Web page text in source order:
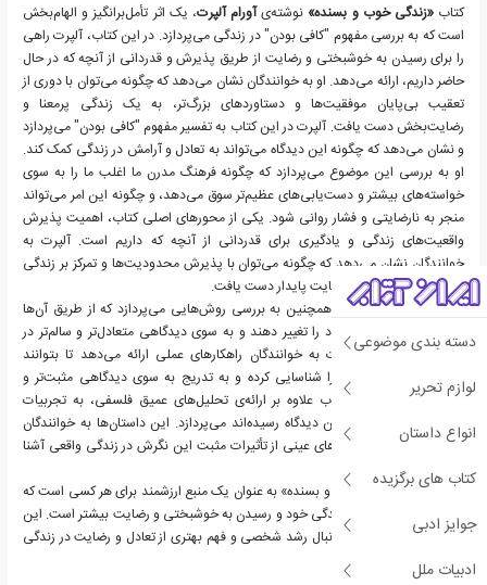
دسته بندی موضوعی
لوازم تحریر
انواع داستان
کتاب های برگزیده
جوایز ادبی
ادبیات ملل
کتاب«زندگی خوب و بسنده» نوشته‌یآورام آلپرت، یک اثر تأمل‌برانگیز و الهام‌بخش
است که به بررسی مفهوم "کافی بودن" در زندگی می‌پردازد. در این کتاب، آلپرت راهی
را برای رسیدن به خوشبختی و رضایت از طریق پذیرش و قدردانی از آنچه که در حال
حاضر داریم، ارائه می‌دهد. او به خوانندگان نشان می‌دهد که چگونه می‌توان با دوری از
تعقیب بی‌پایان موفقیت‌ها و دستاوردهای بزرگ‌تر، به یک زندگی پرمعنا و
رضایت‌بخش دست یافت. آلپرت در این کتاب به تفسیر مفهوم "کافی بودن" می‌پردازد
و نشان می‌دهد که چگونه این دیدگاه می‌تواند به تعادل و آرامش در زندگی کمک کند.
او به بررسی این موضوع می‌پردازد که چگونه فرهنگ مدرن ما اغلب ما را به سوی
خواسته‌های بیشتر و دست‌یابی‌های عظیم‌تر سوق می‌دهد، و چگونه این امر می‌تواند
منجر به نارضایتی و فشار روانی شود. یکی از محورهای اصلی کتاب، اهمیت پذیرش
واقعیت‌های زندگی و یادگیری برای قدردانی از آنچه که داریم است. آلپرت به
خوانندگان نشان می‌دهد که چگونه می‌توان با پذیرش محدودیت‌ها و تمرکز بر زندگی
حاضر، به خوشبختی و رضایت پایدار دست یافت.
«زندگی خوب و بسنده» همچنین به بررسی روش‌هایی می‌پردازد که از طریق آن‌ها
افراد می‌توانند نگرش خود را تغییر دهند و به سوی دیدگاهی متعادل‌تر و سالم‌تر در
زندگی حرکت کنند. آلپرت به خوانندگان راهکارهای عملی ارائه می‌دهد تا بتوانند
نگرش‌های محدودکننده را شناسایی کرده و به تدریج به سوی دیدگاهی مثبت‌تر و
سازنده‌تر حرکت کنند. کتاب علاوه بر ارائه‌ی تحلیل‌های عمیق فلسفی، به تجربیات
واقعی از افرادی که به این دیدگاه رسیده‌اند می‌پردازد. این داستان‌ها به خوانندگان
امکان می‌دهند تا با مثال‌های عینی از تأثیرات مثبت این نگرش در زندگی واقعی آشنا
شوند.
در مجموع، «زندگی خوب و بسنده» به عنوان یک منبع ارزشمند برای هر کسی است که
به دنبال تغییر مثبت در زندگی خود و رسیدن به خوشبختی و رضایت بیشتر است. این
کتاب برای کسانی که به دنبال رشد شخصی و فهم بهتری از تعادل و رضایت در زندگی
هستند، مناسب است.